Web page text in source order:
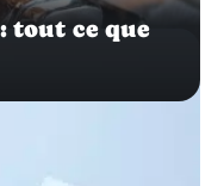
tout ce que